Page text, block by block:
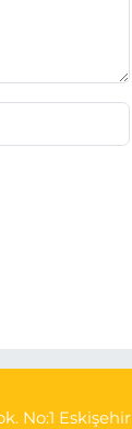
No:1 Eskişehir